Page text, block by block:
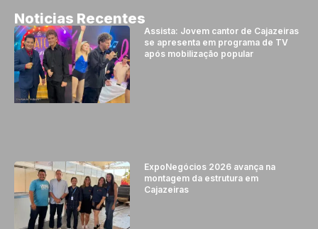
Noticias Recentes
Assista: Jovem cantor de Cajazeiras
se apresenta em programa de TV
após mobilização popular
ExpoNegócios 2026 avança na
montagem da estrutura em
Cajazeiras